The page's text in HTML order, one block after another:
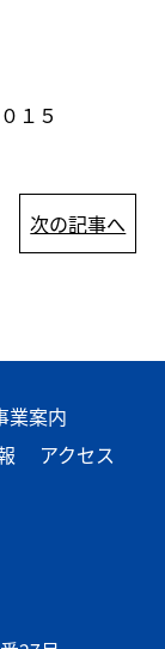
１５
次の記事へ
業案内
アクセス